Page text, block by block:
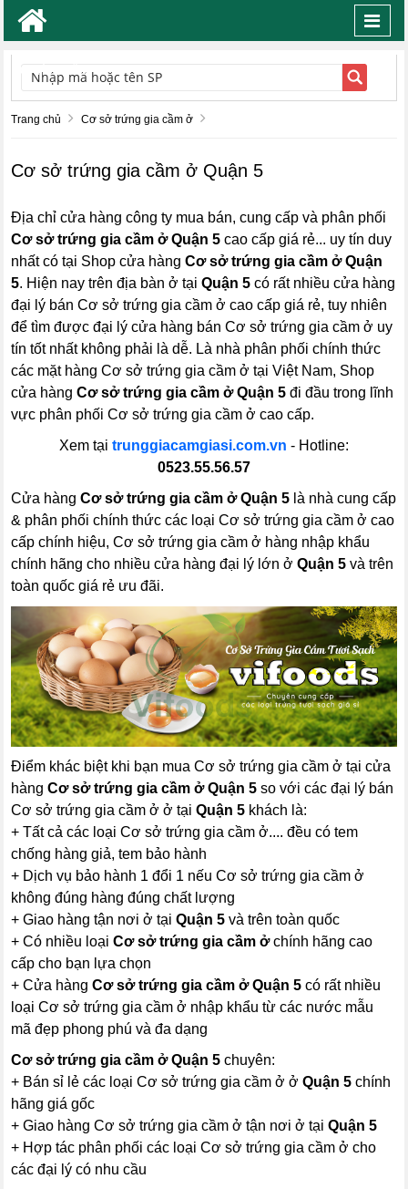
TÌM KIẾM
Trang chủ Cơ sở trứng gia cầm ở
Cơ sở trứng gia cầm ở Quận 5
Địa chỉ cửa hàng công ty mua bán, cung cấp và phân phối
Cơ sở trứng gia cầm ở Quận 5 cao cấp giá rẻ... uy tín duy
nhất có tại Shop cửa hàngCơ sở trứng gia cầm ở Quận
5. Hiện nay trên địa bàn ở tạiQuận 5 có rất nhiều cửa hàng
đại lý bán Cơ sở trứng gia cầm ở cao cấp giá rẻ, tuy nhiên
để tìm được đại lý cửa hàng bán Cơ sở trứng gia cầm ở uy
tín tốt nhất không phải là dễ. Là nhà phân phối chính thức
các mặt hàng Cơ sở trứng gia cầm ở tại Việt Nam, Shop
cửa hàngCơ sở trứng gia cầm ở Quận 5 đi đầu trong lĩnh
vực phân phối Cơ sở trứng gia cầm ở cao cấp.
Xem tại trunggiacamgiasi.com.vn - Hotline:
0523.55.56.57
Cửa hàngCơ sở trứng gia cầm ở Quận 5 là nhà cung cấp
& phân phối chính thức các loại Cơ sở trứng gia cầm ở cao
cấp chính hiệu, Cơ sở trứng gia cầm ở hàng nhập khẩu
chính hãng cho nhiều cửa hàng đại lý lớn ởQuận 5 và trên
toàn quốc giá rẻ ưu đãi.
Điểm khác biệt khi bạn mua Cơ sở trứng gia cầm ở tại cửa
hàngCơ sở trứng gia cầm ở Quận 5 so với các đại lý bán
Cơ sở trứng gia cầm ở ở tạiQuận 5 khách là:
+ Tất cả các loại Cơ sở trứng gia cầm ở.... đều có tem
chống hàng giả, tem bảo hành
+ Dịch vụ bảo hành 1 đổi 1 nếu Cơ sở trứng gia cầm ở
không đúng hàng đúng chất lượng
+ Giao hàng tận nơi ở tạiQuận 5 và trên toàn quốc
+ Có nhiều loạiCơ sở trứng gia cầm ởchính hãng cao
cấp cho bạn lựa chọn
+ Cửa hàngCơ sở trứng gia cầm ở Quận 5 có rất nhiều
loại Cơ sở trứng gia cầm ở nhập khẩu từ các nước mẫu
mã đẹp phong phú và đa dạng
Cơ sở trứng gia cầm ở Quận 5chuyên:
+ Bán sỉ lẻ các loại Cơ sở trứng gia cầm ở ởQuận 5 chính
hãng giá gốc
+ Giao hàng Cơ sở trứng gia cầm ở tận nơi ở tạiQuận 5
+ Hợp tác phân phối các loại Cơ sở trứng gia cầm ở cho
các đại lý có nhu cầu